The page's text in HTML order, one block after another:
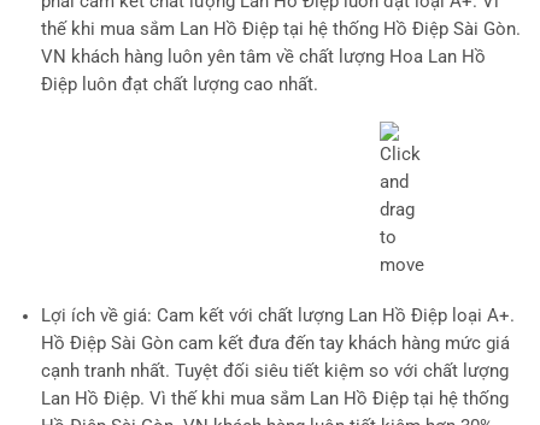
thế khi mua sắm Lan Hồ Điệp tại hệ thống Hồ Điệp Sài Gòn.
VN khách hàng luôn yên tâm về chất lượng Hoa Lan Hồ
Điệp luôn đạt chất lượng cao nhất.
Lợi ích về giá: Cam kết với chất lượng Lan Hồ Điệp loại A+.
Hồ Điệp Sài Gòn cam kết đưa đến tay khách hàng mức giá
cạnh tranh nhất. Tuyệt đối siêu tiết kiệm so với chất lượng
Lan Hồ Điệp. Vì thế khi mua sắm Lan Hồ Điệp tại hệ thống